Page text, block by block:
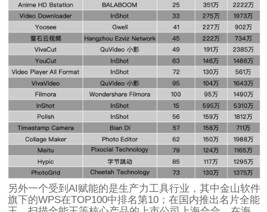
另外一个受到AI赋能的是生产力工具行业，其中金山软件
旗下的WPS在TOP100中排名第10；在国内推出名片全能